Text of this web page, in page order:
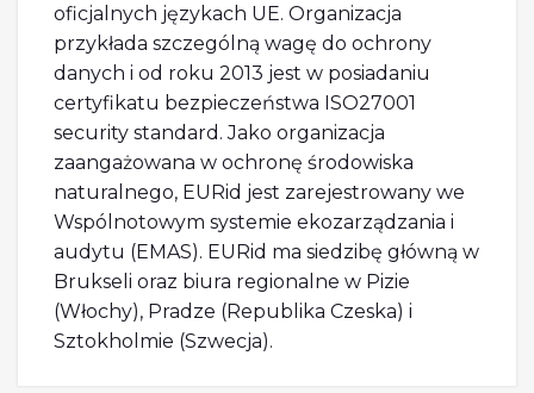
oficjalnych językach UE. Organizacja
przykłada szczególną wagę do ochrony
danych i od roku 2013 jest w posiadaniu
certyfikatu bezpieczeństwa ISO27001
security standard. Jako organizacja
zaangażowana w ochronę środowiska
naturalnego, EURid jest zarejestrowany we
Wspólnotowym systemie ekozarządzania i
audytu (EMAS). EURid ma siedzibę główną w
Brukseli oraz biura regionalne w Pizie
(Włochy), Pradze (Republika Czeska) i
Sztokholmie (Szwecja).